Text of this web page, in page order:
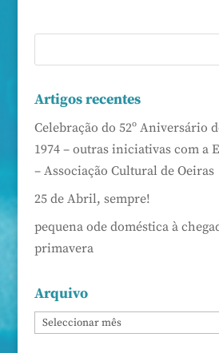
Artigos recentes
Celebração do 52º Aniversário
1974 – outras iniciativas com a
– Associação Cultural de Oeiras
25 de Abril, sempre!
pequena ode doméstica à
primavera
Arquivo